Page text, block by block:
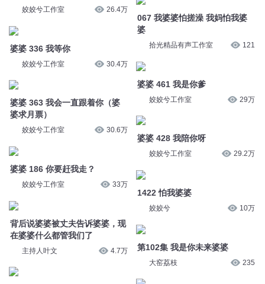
姣姣兮工作室 26.4万
婆婆 336 我等你
姣姣兮工作室 30.4万
婆婆 363 我会一直跟着你（婆
婆求月票）
姣姣兮工作室 30.6万
婆婆 186 你要赶我走？
姣姣兮工作室 33万
背后说婆婆被丈夫告诉婆婆，现
在婆婆什么都管我们了
主持人叶文 4.7万
067 我婆婆怕搓澡 我妈怕我婆
婆
拾光精品有声工作室 121
婆婆 461 我是你爹
姣姣兮工作室 29万
婆婆 428 我陪你呀
姣姣兮工作室 29.2万
1422 怕我婆婆
姣姣兮 10万
第102集 我是你未来婆婆
大窑荔枝 235